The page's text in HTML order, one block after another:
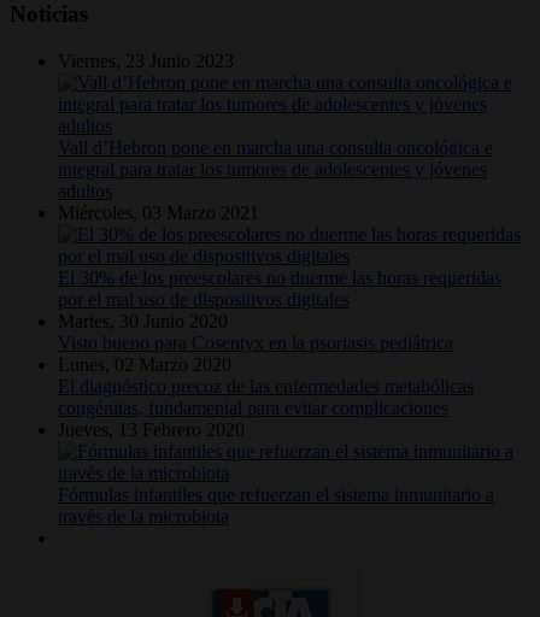
Noticias
Viernes, 23 Junio 2023
Vall d’Hebron pone en marcha una consulta oncológica e
integral para tratar los tumores de adolescentes y jóvenes
adultos
Miércoles, 03 Marzo 2021
El 30% de los preescolares no duerme las horas requeridas
por el mal uso de dispositivos digitales
Martes, 30 Junio 2020
Visto bueno para Cosentyx en la psoriasis pediátrica
Lunes, 02 Marzo 2020
El diagnóstico precoz de las enfermedades metabólicas
congénitas, fundamental para evitar complicaciones
Jueves, 13 Febrero 2020
Fórmulas infantiles que refuerzan el sistema inmunitario a
través de la microbiota